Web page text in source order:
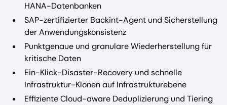
HANA-Datenbanken
SAP-zertifizierter Backint-Agent und Sicherstellung
der Anwendungskonsistenz
Punktgenaue und granulare Wiederherstellung für
kritische Daten
Ein-Klick-Disaster-Recovery und schnelle
Infrastruktur-Klonen auf Infrastrukturebene
Effiziente Cloud-aware Deduplizierung und Tiering